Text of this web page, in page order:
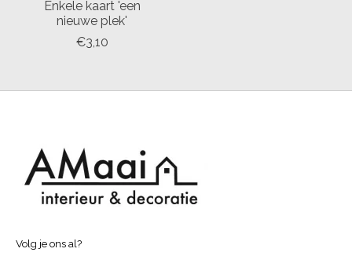
Enkele kaart 'een
nieuwe plek'
€3,10
Volg je ons al?